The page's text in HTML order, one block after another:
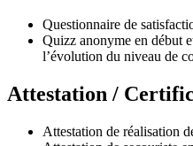
Questionnaire de
Quizz anonyme en début
l’évolution du niveau de
Attestation /
Attestation de réalisation